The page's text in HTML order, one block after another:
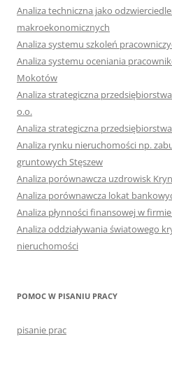
Analiza techniczna jako
makroekonomicznych
Analiza systemu szkoleń
Analiza systemu oceniania
Mokotów
Analiza strategiczna
o.o.
Analiza strategiczna
Analiza rynku nieruchomości np.
gruntowych Stęszew
Analiza porównawcza uzdrowisk
Analiza porównawcza lokat
Analiza płynności finansowej w firmie
Analiza oddziaływania światowego
nieruchomości
POMOC W PISANIU PRACY
pisanie prac